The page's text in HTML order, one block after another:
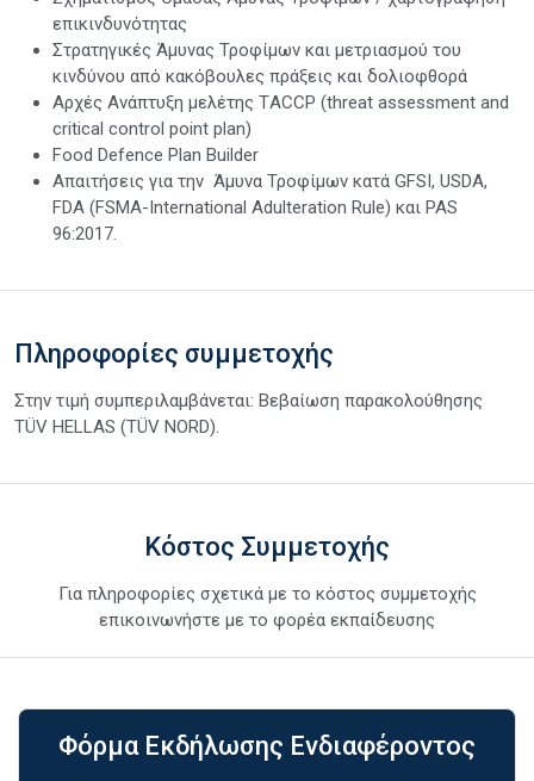
επικινδυνότητας
Στρατηγικές Άμυνας Τροφίμων και μετριασμού του
κινδύνου από κακόβουλες πράξεις και δολιοφθορά
Αρχές Ανάπτυξη μελέτης ΤACCP (threat assessment and
critical control point plan)
Food Defence Plan Builder
Απαιτήσεις για την Άμυνα Τροφίμων κατά GFSI, USDA,
FDA (FSMA-International Adulteration Rule) και PAS
96:2017.
Πληροφορίες συμμετοχής
Στην τιμή συμπεριλαμβάνεται: Βεβαίωση παρακολούθησης
TÜV HELLAS (TÜV NORD).
Κόστος Συμμετοχής
Για πληροφορίες σχετικά με το κόστος συμμετοχής
επικοινωνήστε με το φορέα εκπαίδευσης
Φόρμα Εκδήλωσης Ενδιαφέροντος